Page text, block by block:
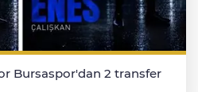
Bursaspor'dan 2 transfer